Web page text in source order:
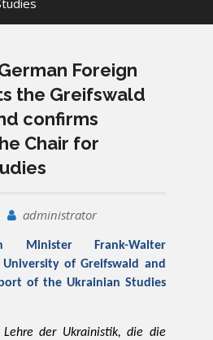
Foreign
the Greifswald
confirms
Chair for
administrator
Minister Frank-Walter
of Greifswald and
of the Ukrainian Studies
der Ukrainistik, die die